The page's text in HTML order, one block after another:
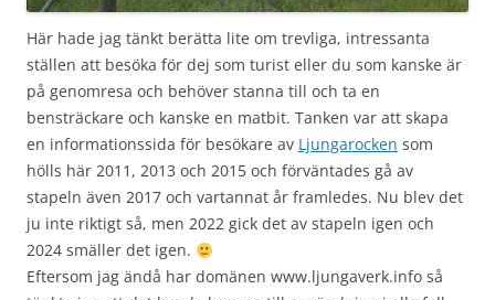
Här hade jag tänkt berätta lite om trevliga, intressanta
ställen att besöka för dej som turist eller du som kanske är
på genomresa och behöver stanna till och ta en
bensträckare och kanske en matbit. Tanken var att skapa
en informationssida för besökare av Ljungarocken som
hölls här 2011, 2013 och 2015 och förväntades gå av
stapeln även 2017 och vartannat år framledes. Nu blev det
ju inte riktigt så, men 2022 gick det av stapeln igen och
2024 smäller det igen.
Eftersom jag ändå har domänen www.ljungaverk.info så